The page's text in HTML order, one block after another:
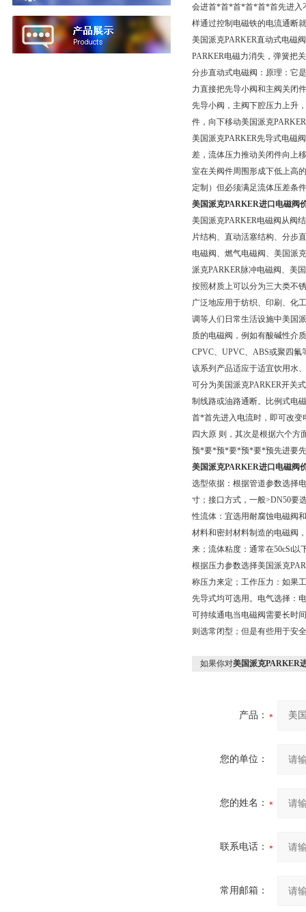
会进首*首*首*首*首*首先进入
样通过控制电磁铁的电流通断
美国派克PARKER直动式电磁
PARKER电磁力消失，弹簧把
分步直动式电磁阀：原理：它
力直接把先导小阀和主阀关闭
先导小阀，主阀下腔压力上升
件，向下移动美国派克
美国派克PARKER先导式电磁
差，流体压力推动关闭件向上
室在关阀件周围形成下低上高
定制）但必须满足流体压差条
美国派克PARKER进口电磁阀
美国派克PARKER电磁阀从阀
片结构、直动活塞结构、分步
电磁阀、燃气电磁阀、美国派
派克PARKER脉冲电磁阀、美
按照材质上可以分为三大类不
广泛地应用于纺织、印刷、化
调等人们日常生活设施中美国
质的电磁阀，例如有酸碱性介
CPVC、UPVC、ABS或聚四
该系列产品适应于适宜饮用水
可分为美国派克PARKER开关
制线路或油路通断。比例式电
首*首先进入电流时，即可改变
四大原 则，其次是根据六个
预*要*预*要*预*要*预先进要
美国派克PARKER进口电磁阀
选型依据：根据管道参数选择
寸；接口方式，一般>DN50要
性流体：宜选用耐腐蚀电磁阀
材料和密封材料制造的电磁阀
来；流体粘度：通常在50cSt以
根据压力参数选择美国派克
称压力来定；工作压力：如果
先导式均可选用。电气选择：
可持续通电当电磁阀需要长时
则选常闭型；但是有些用于安
如果你对美国派克PARKER
产品：
您的单位：
您的姓名：
联系电话：
常用邮箱：